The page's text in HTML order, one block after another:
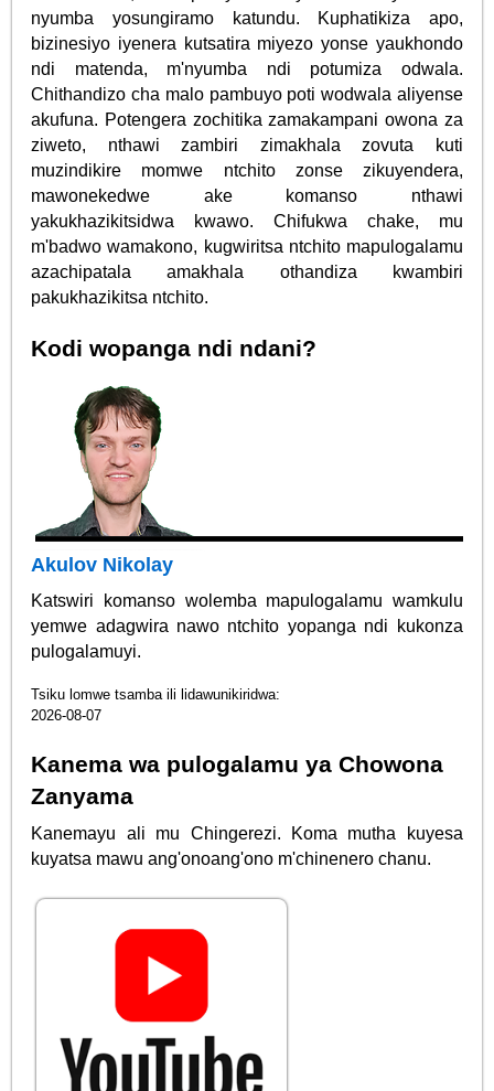
nyumba yosungiramo katundu. Kuphatikiza apo,
bizinesiyo iyenera kutsatira miyezo yonse yaukhondo
ndi matenda, m'nyumba ndi potumiza odwala.
Chithandizo cha malo pambuyo poti wodwala aliyense
akufuna. Potengera zochitika zamakampani owona za
ziweto, nthawi zambiri zimakhala zovuta kuti
muzindikire momwe ntchito zonse zikuyendera,
mawonekedwe ake komanso nthawi
yakukhazikitsidwa kwawo. Chifukwa chake, mu
m'badwo wamakono, kugwiritsa ntchito mapulogalamu
azachipatala amakhala othandiza kwambiri
pakukhazikitsa ntchito.
Kodi wopanga ndi ndani?
Akulov Nikolay
Katswiri komanso wolemba mapulogalamu wamkulu
yemwe adagwira nawo ntchito yopanga ndi kukonza
pulogalamuyi.
Tsiku lomwe tsamba ili lidawunikiridwa:
2026-08-07
Kanema wa pulogalamu ya Chowona
Zanyama
Kanemayu ali mu Chingerezi. Koma mutha kuyesa
kuyatsa mawu ang'onoang'ono m'chinenero chanu.